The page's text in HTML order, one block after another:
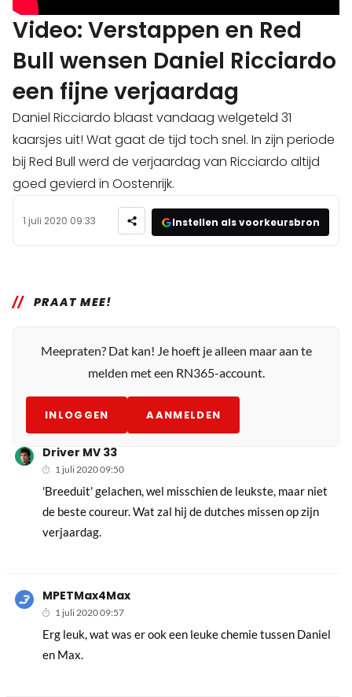
Video: Verstappen en Red
Bull wensen Daniel Ricciardo
een fijne verjaardag
Daniel Ricciardo blaast vandaag welgeteld 31
kaarsjes uit! Wat gaat de tijd toch snel. In zijn periode
bij Red Bull werd de verjaardag van Ricciardo altijd
goed gevierd in Oostenrijk.
1 juli 2020 09:33 Instellen als voorkeursbron
PRAAT MEE!
Meepraten? Dat kan! Je hoeft je alleen maar aan te
melden met een RN365-account.
INLOGGEN AANMELDEN
Driver MV 33
1 juli 2020 09:50
'Breeduit' gelachen, wel misschien de leukste, maar niet
de beste coureur. Wat zal hij de dutches missen op zijn
verjaardag.
MPETMax4Max
1 juli 2020 09:57
Erg leuk, wat was er ook een leuke chemie tussen Daniel
en Max.